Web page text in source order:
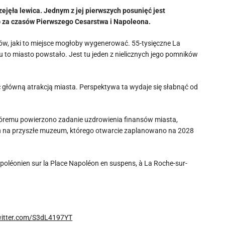
lewica. Jednym z jej pierwszych posunięć jest
czasów Pierwszego Cesarstwa i Napoleona.
jaki to miejsce mogłoby wygenerować. 55-tysięczne La
miasto powstało. Jest tu jeden z nielicznych jego pomników
atrakcją miasta. Perspektywa ta wydaje się słabnąć od
powierzono zadanie uzdrowienia finansów miasta,
przyszłe muzeum, którego otwarcie zaplanowano na 2028
sur la Place Napoléon en suspens, à La Roche-sur-
S3dL4197YT